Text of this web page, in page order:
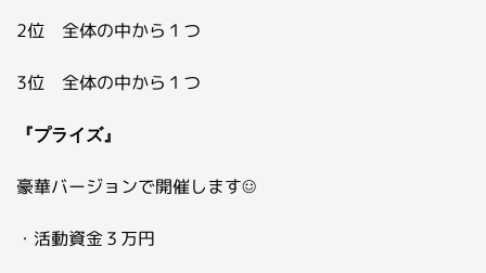
2位 全体の中から１つ
3位 全体の中から１つ
『プライズ』
豪華バージョンで開催します☺
・活動資金３万円